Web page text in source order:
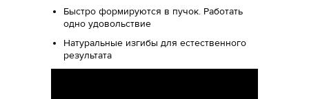
Быстро формируются в пучок. Работать
одно удовольствие
Натуральные изгибы для естественного
результата